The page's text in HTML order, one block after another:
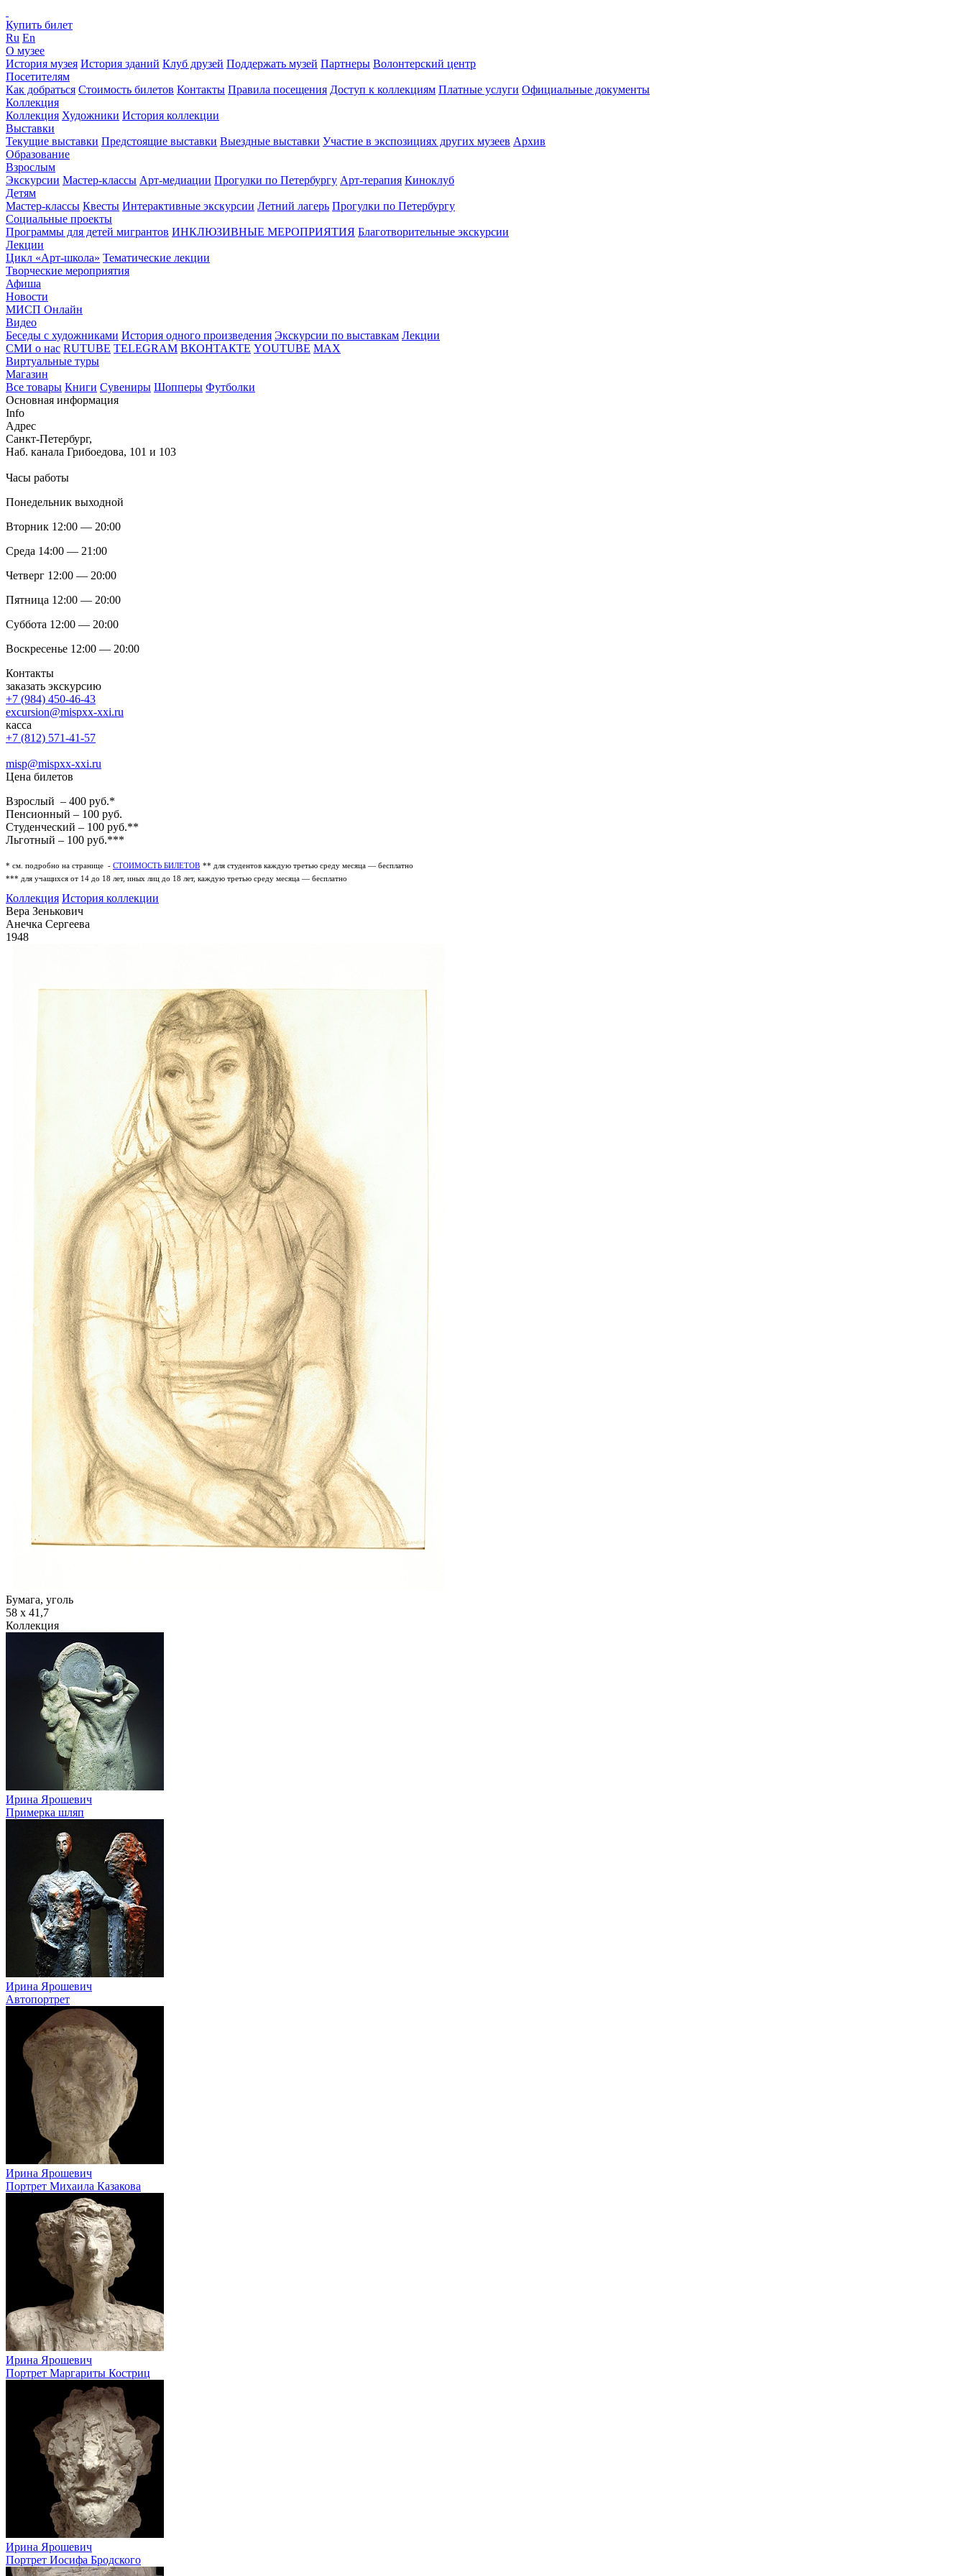
Купить билет
Ru En
О музее
История музея История зданий Клуб друзей Поддержать музей Партнеры Волонтерский центр
Посетителям
Как добраться Стоимость билетов Контакты Правила посещения Доступ к коллекциям Платные услуги Официальные документы
Коллекция
Коллекция Художники История коллекции
Выставки
Текущие выставки Предстоящие выставки Выездные выставки Участие в экспозициях других музеев Архив
Образование
Взрослым
Экскурсии Мастер-классы Арт-медиации Прогулки по Петербургу Арт-терапия Киноклуб
Детям
Мастер-классы Квесты Интерактивные экскурсии Летний лагерь Прогулки по Петербургу
Социальные проекты
Программы для детей мигрантов ИНКЛЮЗИВНЫЕ МЕРОПРИЯТИЯ Благотворительные экскурсии
Лекции
Цикл «Арт-школа» Тематические лекции
Творческие мероприятия
Афиша
Новости
МИСП Онлайн
Видео
Беседы с художниками История одного произведения Экскурсии по выставкам Лекции
СМИ о нас RUTUBE TELEGRAM ВКОНТАКТЕ YOUTUBE MAX
Виртуальные туры
Магазин
Все товары Книги Сувениры Шопперы Футболки
Основная информация
Info
Адрес
Санкт-Петербург,
Наб. канала Грибоедова, 101 и 103
Часы работы
Понедельник выходной
Вторник 12:00 — 20:00
Среда 14:00 — 21:00
Четверг 12:00 — 20:00
Пятница 12:00 — 20:00
Суббота 12:00 — 20:00
Воскресенье 12:00 — 20:00
Контакты
заказать экскурсию
+7 (984) 450-46-43
excursion@mispxx-xxi.ru
касса
+7 (812) 571-41-57
misp@mispxx-xxi.ru
Цена билетов
Взрослый – 400 руб.*
Пенсионный – 100 руб.
Студенческий – 100 руб.**
Льготный – 100 руб.***
* см. подробно на странице - СТОИМОСТЬ БИЛЕТОВ ** для студентов каждую третью среду месяца — бесплатно
*** для учащихся от 14 до 18 лет, иных лиц до 18 лет, каждую третью среду месяца — бесплатно
Коллекция История коллекции
Вера Зенькович
Анечка Сергеева
1948
Бумага, уголь
58 х 41,7
Коллекция
Ирина Ярошевич
Примерка шляп
Ирина Ярошевич
Автопортрет
Ирина Ярошевич
Портрет Михаила Казакова
Ирина Ярошевич
Портрет Маргариты Костриц
Ирина Ярошевич
Портрет Иосифа Бродского